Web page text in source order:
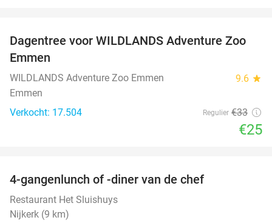
24%
Dagentree voor WILDLANDS Adventure Zoo
Emmen
WILDLANDS Adventure Zoo Emmen 9.6 star
Emmen
Verkocht: 17.504
Regulier €33
€25
4-gangenlunch of -diner van de chef
Restaurant Het Sluishuys
Nijkerk (9 km)